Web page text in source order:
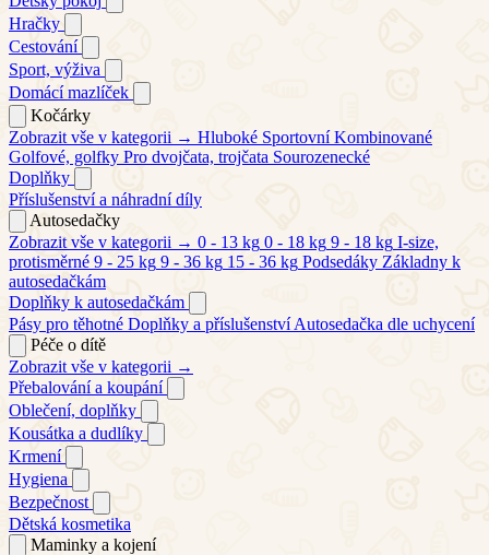
Hračky
Cestování
Sport, výživa
Domácí mazlíček
Kočárky
Zobrazit vše v kategorii → Hluboké Sportovní Kombinované
Golfové, golfky Pro dvojčata, trojčata Sourozenecké
Doplňky
Příslušenství a náhradní díly
Autosedačky
Zobrazit vše v kategorii → 0 - 13 kg 0 - 18 kg 9 - 18 kg I-size,
protisměrné 9 - 25 kg 9 - 36 kg 15 - 36 kg Podsedáky Základny k
autosedačkám
Doplňky k autosedačkám
Pásy pro těhotné Doplňky a příslušenství Autosedačka dle uchycení
Péče o dítě
Zobrazit vše v kategorii →
Přebalování a koupání
Oblečení, doplňky
Kousátka a dudlíky
Krmení
Hygiena
Bezpečnost
Dětská kosmetika
Maminky a kojení